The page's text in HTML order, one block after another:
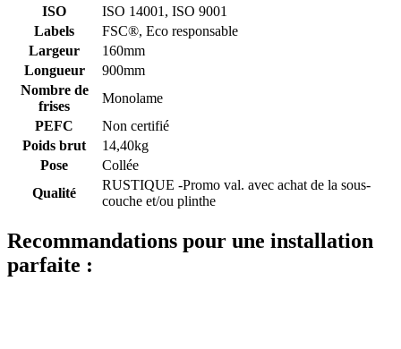
ISO
ISO 14001, ISO 9001
Labels
FSC®, Eco responsable
Largeur
160mm
Longueur
900mm
Nombre de
frises
Monolame
PEFC
Non certifié
Poids brut
14,40kg
Pose
Collée
Qualité
RUSTIQUE -Promo val. avec achat de la sous-
couche et/ou plinthe
Recommandations pour une installation
parfaite :